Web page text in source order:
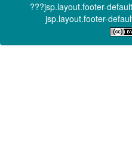
???jsp.layout.footer-
jsp.layout.footer-